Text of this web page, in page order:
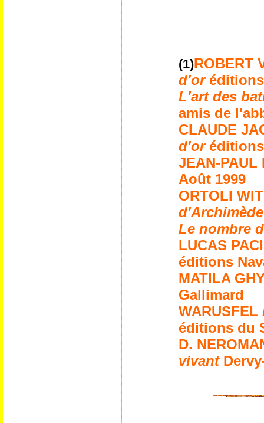
(1)ROBERT
d'oréditions
L'art des
amis de
CLAUDE
d'oréditions
JEAN-PAUL
Août 1999
ORTOLI
Le nombre
LUCAS
éditions
MATILA
Gallimard
WARUSFEL
éditions du
D.
vivant